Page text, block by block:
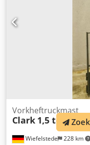
Wiefelstede 228 km
Vorkheftruckmast
Clark 1,5 to 4,6 m